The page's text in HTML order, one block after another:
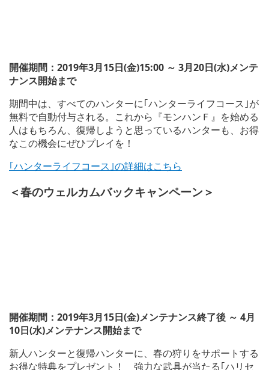
開催期間：2019年3月15日(金)15:00 ～ 3月20日(水)メンテ
ナンス開始まで
期間中は、すべてのハンターに｢ハンターライフコース｣が
無料で自動付与される。これから『モンハンＦ』を始める
人はもちろん、復帰しようと思っているハンターも、お得
なこの機会にぜひプレイを！
｢ハンターライフコース｣の詳細はこちら
＜春のウェルカムバックキャンペーン＞
開催期間：2019年3月15日(金)メンテナンス終了後 ～ 4月
10日(水)メンテナンス開始まで
新人ハンターと復帰ハンターに、春の狩りをサポートする
お得な特典をプレゼント！ 強力な武具が当たる｢ハリセ